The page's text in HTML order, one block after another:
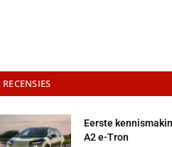
RECENSIES
Eerste
A2 e-Tron